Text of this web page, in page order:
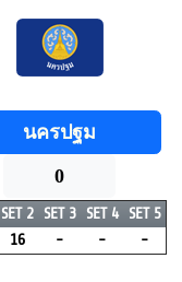
นครปฐม
0
SET 2 SET 3 SET 4 SET 5
16 - - -